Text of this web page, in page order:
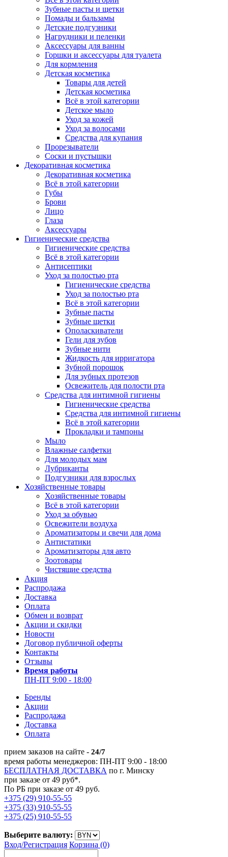
Зубные пасты и щетки
Помады и бальзамы
Детские подгузники
Нагрудники и пеленки
Аксессуары для ванны
Горшки и аксессуары для туалета
Для кормления
Детская косметика
Товары для детей
Детская косметика
Всё в этой категории
Детское мыло
Уход за кожей
Уход за волосами
Средства для купания
Прорезыватели
Соски и пустышки
Декоративная косметика
Декоративная косметика
Всё в этой категории
Губы
Брови
Лицо
Глаза
Аксессуары
Гигиенические средства
Гигиенические средства
Всё в этой категории
Антисептики
Уход за полостью рта
Гигиенические средства
Уход за полостью рта
Всё в этой категории
Зубные пасты
Зубные щетки
Ополаскиватели
Гели для зубов
Зубные нити
Жидкость для ирригатора
Зубной порошок
Для зубных протезов
Освежитель для полости рта
Средства для интимной гигиены
Гигиенические средства
Средства для интимной гигиены
Всё в этой категории
Прокладки и тампоны
Мыло
Влажные салфетки
Для молодых мам
Лубриканты
Подгузники для взрослых
Хозяйственные товары
Хозяйственные товары
Всё в этой категории
Уход за обувью
Освежители воздуха
Ароматизаторы и свечи для дома
Антистатики
Ароматизаторы для авто
Зоотовары
Чистящие средства
Акция
Распродажа
Доставка
Оплата
Обмен и возврат
Акции и скидки
Новости
Договор публичной оферты
Контакты
Отзывы
Время работы
ПН-ПТ 9:00 - 18:00
Бренды
Акции
Распродажа
Доставка
Оплата
прием заказов на сайте - 24/7
время работы менеджеров: ПН-ПТ 9:00 - 18:00
БЕСПЛАТНАЯ ДОСТАВКА по г. Минску
при заказе от 49 руб*.
По РБ при заказе от 49 руб.
+375 (29) 910-55-55
+375 (33) 910-55-55
+375 (25) 910-55-55
Выберите валюту:
Вход/Регистрация Корзина (0)